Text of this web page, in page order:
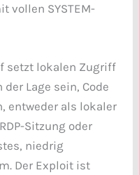
vollen SYSTEM-
setzt lokalen Zugriff
Lage sein, Code
entweder als lokaler
Sitzung oder
niedrig
Der Exploit ist